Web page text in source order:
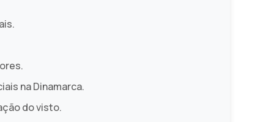
na Dinamarca.
do visto.